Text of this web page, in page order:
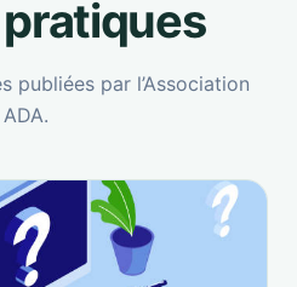
publiées par l’Association
ADA.